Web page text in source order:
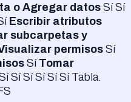
o Agregar datos Sí Sí
Escribir atributos
subcarpetas y
permisosSí
Sí Tomar
Sí Sí Sí Sí Sí Tabla.